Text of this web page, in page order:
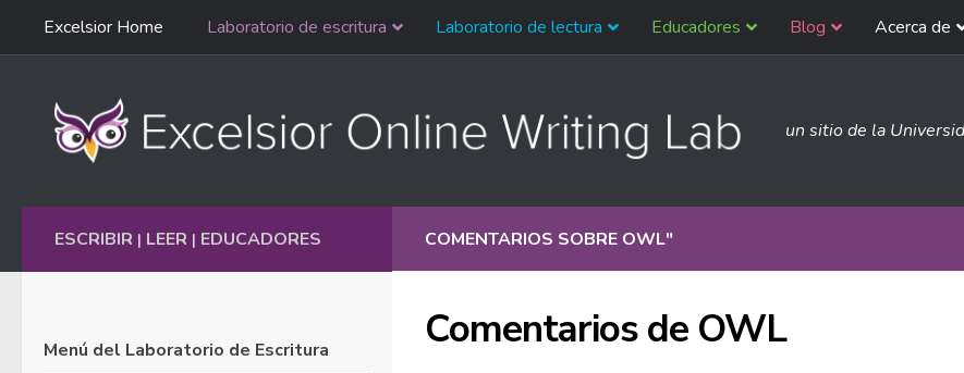
Ir al contenido
navegación
Excelsior Home Laboratorio de escritura Laboratorio de lectura Educadores Blog Acerca de
un sitio de la
COMENTARIOS SOBRE OWL"
Comentarios de OWL
ESCRIBIR | LEER | EDUCADORES
Menú del Laboratorio de Escritura